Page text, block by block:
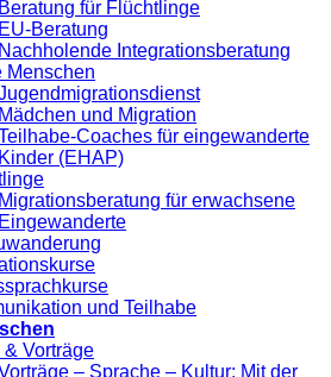
Beratung für Flüchtlinge
EU-Beratung
Nachholende Integrationsberatung
Menschen
Mädchen und Migration
Coaches für eingewanderte
Kinder (EHAP)
Migrationsberatung für erwachsene
Eingewanderte
und Teilhabe
& Vorträge
– Sprache – Kultur: Mit der